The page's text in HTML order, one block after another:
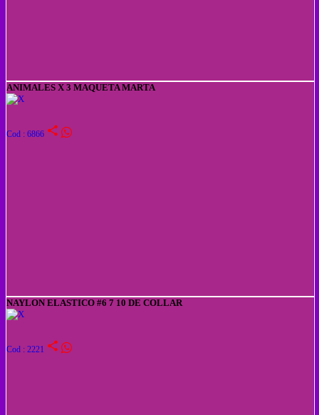
ANIMALES X 3 MAQUETA MARTA
Cod : 6866 share
NAYLON ELASTICO #6 7 10 DE COLLAR
Cod : 2221 share